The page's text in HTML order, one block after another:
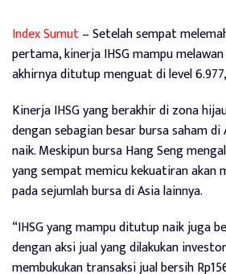
Index Sumut– Setelah sempat
pertama, kinerja IHSG mampu
akhirnya ditutup menguat di level
Kinerja IHSG yang berakhir di zona
dengan sebagian besar bursa saham
naik. Meskipun bursa Hang Seng
yang sempat memicu kekuatiran akan
pada sejumlah bursa di Asia lainnya.
“IHSG yang mampu ditutup naik juga
dengan aksi jual yang dilakukan
membukukan transaksi jual bersih